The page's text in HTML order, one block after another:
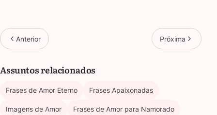
Anterior Próxima
Assuntos relacionados
Frases de Amor Eterno Frases Apaixonadas
Imagens de Amor Frases de Amor para Namorado